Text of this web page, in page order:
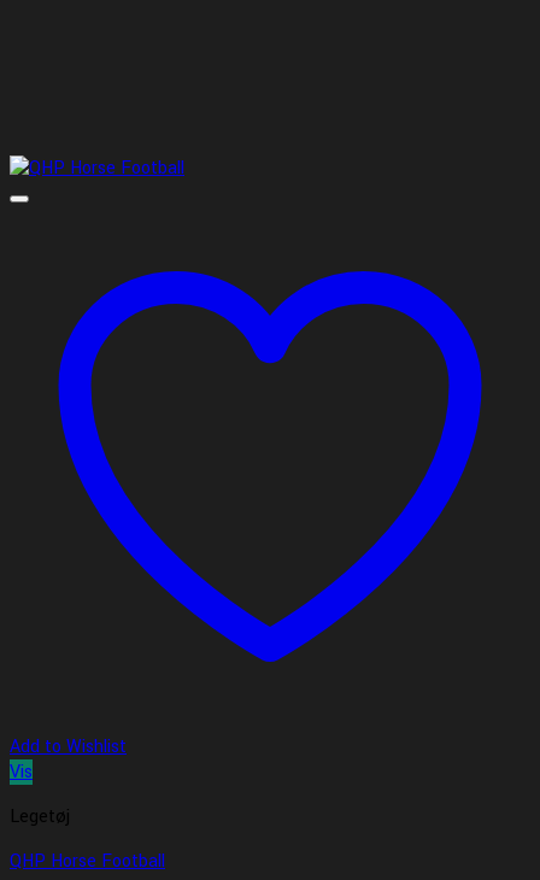
Add to Wishlist
Vis
Legetøj
QHP Horse Football